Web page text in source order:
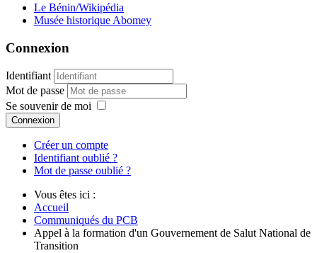
Le Bénin/Wikipédia
Musée historique Abomey
Connexion
Identifiant
Mot de passe
Se souvenir de moi
Connexion
Créer un compte
Identifiant oublié ?
Mot de passe oublié ?
Vous êtes ici :
Accueil
Communiqués du PCB
Appel à la formation d'un Gouvernement de Salut National de
Transition